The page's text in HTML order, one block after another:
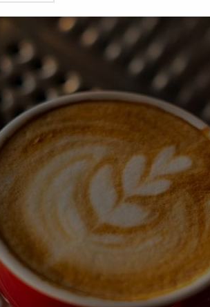
narzędzie do zarządzania twoimi
” w stopce serwisu i przechodząc do
za pomocą ustawień przeglądarki.
S.A. możemy przetwarzać dane osobowe w
Aktywne skanowanie
urządzeniu lub dostęp do nich.
usług.
Lista Zaufanych Partnerów